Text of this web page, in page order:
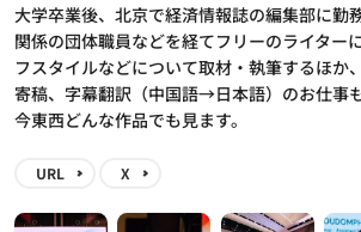
大学卒業後、北京で経済情報誌の編集部に勤
関係の団体職員などを経てフリーのライター
フスタイルなどについて取材・執筆するほか
寄稿、字幕翻訳（中国語→日本語）のお仕事
今東西どんな作品でも見ます。
URL X